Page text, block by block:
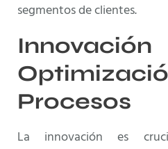
segmentos de clientes.
Procesos
La innovación es